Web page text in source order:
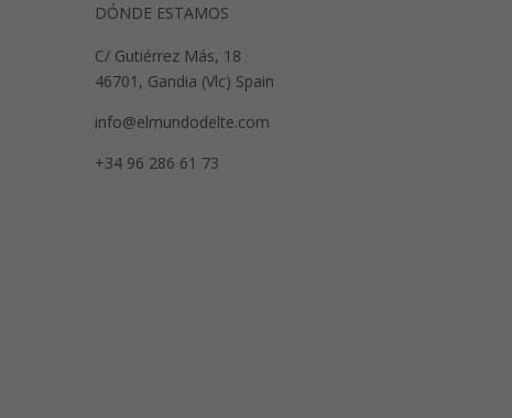
DÓNDE ESTAMOS
C/ Gutiérrez Más, 18
46701, Gandia (Vlc) Spain
info@elmundodelte.com
+34 96 286 61 73